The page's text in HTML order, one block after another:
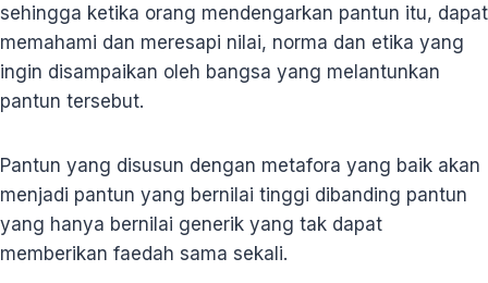
sehingga ketika orang mendengarkan pantun itu, dapat
memahami dan meresapi nilai, norma dan etika yang
ingin disampaikan oleh bangsa yang melantunkan
pantun tersebut.
Pantun yang disusun dengan metafora yang baik akan
menjadi pantun yang bernilai tinggi dibanding pantun
yang hanya bernilai generik yang tak dapat
memberikan faedah sama sekali.